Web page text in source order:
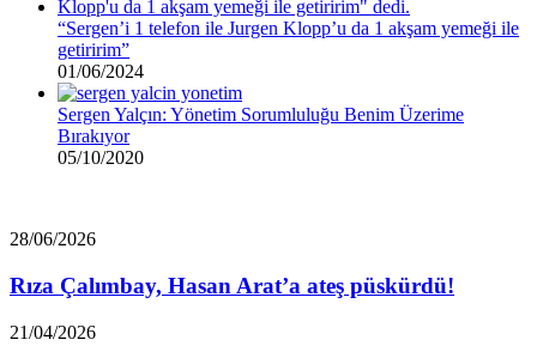
“Sergen’i 1 telefon ile Jurgen Klopp’u da 1 akşam yemeği ile
getiririm”
01/06/2024
Sergen Yalçın: Yönetim Sorumluluğu Benim Üzerime
Bırakıyor
05/10/2020
Rıza
Hasan
Arat’a
ateş
püskürdü!
28/06/2026
Rıza Çalımbay, Hasan Arat’a ateş püskürdü!
Beşiktaş
21/04/2026